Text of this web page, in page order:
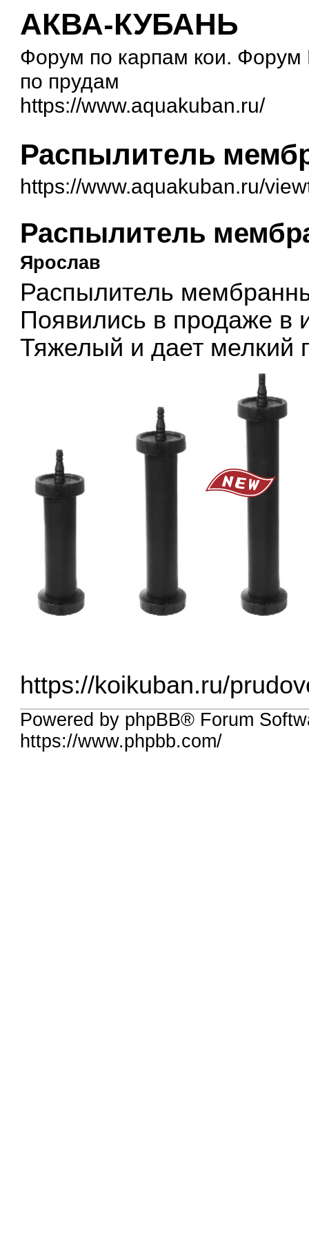
АКВА-КУБАНЬ
Форум по карпам кои. Форум
по прудам
https://www.aquakuban.ru/
Распылитель
https://www.aquakuban.ru/
Распылитель
Ярослав
Распылитель
Появились в продаже в
Тяжелый и дает мелкий
https://koikuban.ru/
Powered by phpBB® Forum
https://www.phpbb.com/